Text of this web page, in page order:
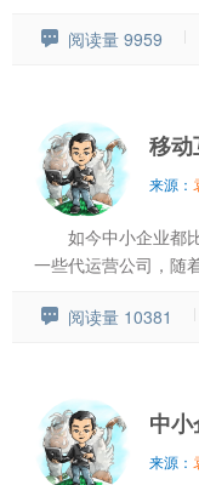
阅读量 9959
移动
来源：
如今中小企业都比
一些代运营公司，随
阅读量 10381
中
来源：